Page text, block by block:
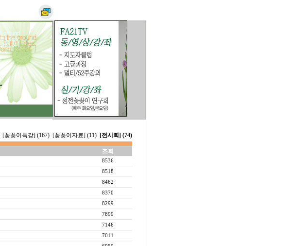
[꽃꽂이특강] (167) [꽃꽂이자료] (11) [전시회] (74)
조회
8536
8518
8462
8370
8299
7899
7146
7011